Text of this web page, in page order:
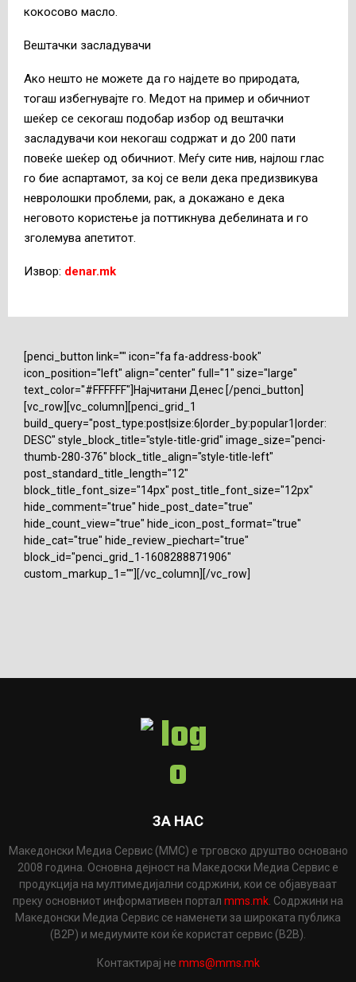
кокосово масло.
Вештачки засладувачи
Ако нешто не можете да го најдете во природата,
тогаш избегнувајте го. Медот на пример и обичниот
шеќер се секогаш подобар избор од вештачки
засладувачи кои некогаш содржат и до 200 пати
повеќе шеќер од обичниот. Меѓу сите нив, најлош глас
го бие аспартамот, за кој се вели дека предизвикува
невролошки проблеми, рак, а докажано е дека
неговото користење ја поттикнува дебелината и го
зголемува апетитот.
Извор: denar.mk
[penci_button link="" icon="fa fa-address-book"
icon_position="left" align="center" full="1" size="large"
text_color="#FFFFFF"]Најчитани Денес [/penci_button]
[vc_row][vc_column][penci_grid_1
build_query="post_type:post|size:6|order_by:popular1|order:
DESC" style_block_title="style-title-grid" image_size="penci-
thumb-280-376" block_title_align="style-title-left"
post_standard_title_length="12"
block_title_font_size="14px" post_title_font_size="12px"
hide_comment="true" hide_post_date="true"
hide_count_view="true" hide_icon_post_format="true"
hide_cat="true" hide_review_piechart="true"
block_id="penci_grid_1-1608288871906"
custom_markup_1=""][/vc_column][/vc_row]
ЗА НАС
Македонски Медиа Сервис (ММС) е трговско друштво основано
2008 година. Основна дејност на Македоски Медиа Сервис е
продукција на мултимедијални содржини, кои се објавуваат
преку основниот информативен портал mms.mk . Содржини на
Македонски Медиа Сервис се наменети за широката публика
(B2P) и медиумите кои ќе користат сервис (B2B).
Контактирај не mms@mms.mk